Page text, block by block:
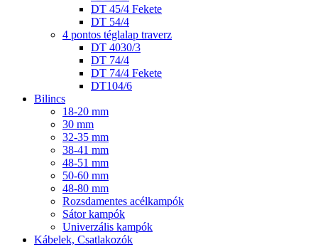
DT 45/4 Fekete
DT 54/4
4 pontos téglalap traverz
DT 4030/3
DT 74/4
DT 74/4 Fekete
DT104/6
Bilincs
18-20 mm
30 mm
32-35 mm
38-41 mm
48-51 mm
50-60 mm
48-80 mm
Rozsdamentes acélkampók
Sátor kampók
Univerzális kampók
Kábelek, Csatlakozók